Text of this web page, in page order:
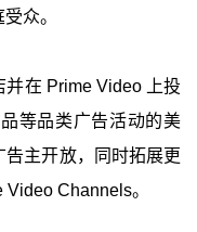
众。
在 Prime Video 上投
等品类广告活动的美
主开放，同时拓展更
Channels。